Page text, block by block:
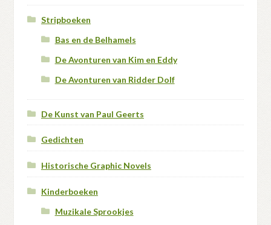
Stripboeken
Bas en de Belhamels
De Avonturen van Kim en Eddy
De Avonturen van Ridder Dolf
De Kunst van Paul Geerts
Gedichten
Historische Graphic Novels
Kinderboeken
Muzikale Sprookjes